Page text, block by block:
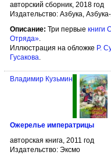
авторский сборник, 2018 год
Издательство: Азбука,
Описание: Три первые книги
Отряда».
Иллюстрация на обложке Р.
Гусакова.
Владимир Кузьмин
Ожерелье императрицы
авторская книга, 2011 год
Издательство: Эксмо